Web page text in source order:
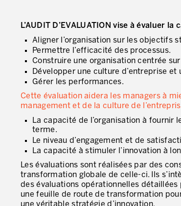
L’AUDIT D’EVALUATION vise à évaluer
Aligner l’organisation sur les objectifs
Permettre l’efficacité des processus.
Construire une organisation centrée
Développer une culture d’entreprise
Gérer les performances.
Cette évaluation aidera les managers à
management et de la culture de
La capacité de l’organisation à
terme.
Le niveau d’engagement et de
La capacité à stimuler l’innovation à
Les évaluations sont réalisées par des
transformation globale de celle-ci. Ils
des évaluations opérationnelles détaillées
une feuille de route de transformation
une véritable stratégie d’innovation.